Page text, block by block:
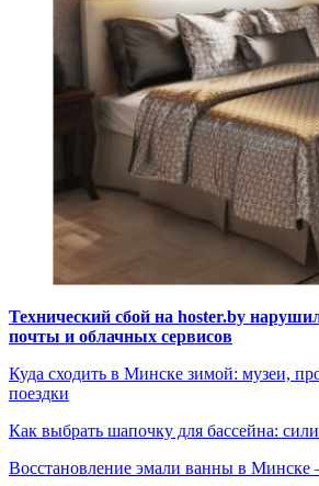
Технический сбой на hoster.by
почты и облачных сервисов
Куда сходить в Минске зимой: музеи,
поездки
Как выбрать шапочку для бассейна:
Восстановление эмали ванны в Минске